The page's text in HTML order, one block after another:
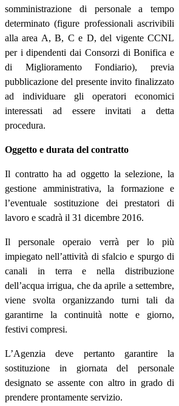
somministrazione di personale a tempo
determinato (figure professionali ascrivibili
alla area A, B, C e D, del vigente CCNL
per i dipendenti dai Consorzi di Bonifica e
di Miglioramento Fondiario), previa
pubblicazione del presente invito finalizzato
ad individuare gli operatori economici
interessati ad essere invitati a detta
procedura.
Oggetto e durata del contratto
Il contratto ha ad oggetto la selezione, la
gestione amministrativa, la formazione e
l’eventuale sostituzione dei prestatori di
lavoro e scadrà il 31 dicembre 2016.
Il personale operaio verrà per lo più
impiegato nell’attività di sfalcio e spurgo di
canali in terra e nella distribuzione
dell’acqua irrigua, che da aprile a settembre,
viene svolta organizzando turni tali da
garantirne la continuità notte e giorno,
festivi compresi.
L’Agenzia deve pertanto garantire la
sostituzione in giornata del personale
designato se assente con altro in grado di
prendere prontamente servizio.